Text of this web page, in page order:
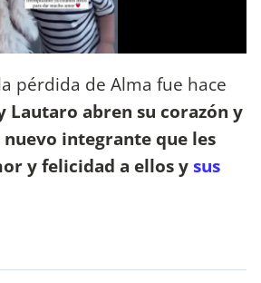
pérdida de Alma fue hace
Lautaro abren su corazón y
nuevo integrante que les
y felicidad a ellos ysus